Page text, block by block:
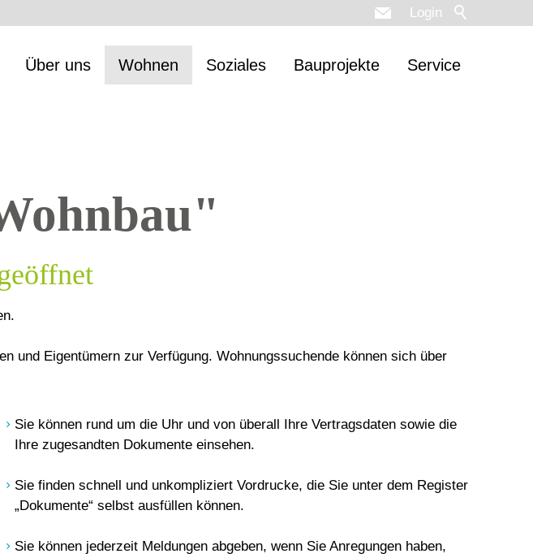
Login
Über uns Wohnen Soziales Bauprojekte Service
und Eigentümern zur Verfügung. Wohnungssuchende können sich über
Sie können rund um die Uhr und von überall Ihre Vertragsdaten sowie die
Ihre zugesandten Dokumente einsehen.
Sie finden schnell und unkompliziert Vordrucke, die Sie unter dem Register
„Dokumente“ selbst ausfüllen können.
Sie können jederzeit Meldungen abgeben, wenn Sie Anregungen haben,